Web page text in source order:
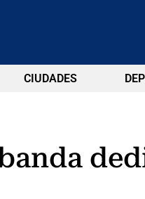
CIUDADES